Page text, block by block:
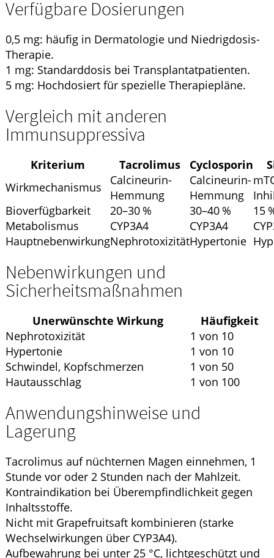
Verfügbare Dosierungen
0,5 mg: häufig in Dermatologie und Niedrigdosis-
Therapie.
1 mg: Standarddosis bei Transplantatpatienten.
5 mg: Hochdosiert für spezielle Therapiepläne.
Vergleich mit anderen
Immunsuppressiva
Kriterium Tacrolimus Cyclosporin
Wirkmechanismus
Calcineurin-
Hemmung
Calcineurin-
Hemmung
Bioverfügbarkeit
20–30 % 30–40 %
15
Metabolismus
CYP3A4 CYP3A4
HauptnebenwirkungNephrotoxizitätHypertonie
Nebenwirkungen und
Sicherheitsmaßnahmen
Unerwünschte Wirkung
Häufigkeit
Nephrotoxizität
1 von 10
Hypertonie
1 von 10
Schwindel, Kopfschmerzen
1 von 50
Hautausschlag
1 von 100
Anwendungshinweise und
Lagerung
Tacrolimus auf nüchternen Magen einnehmen, 1
Stunde vor oder 2 Stunden nach der Mahlzeit.
Kontraindikation bei Überempfindlichkeit gegen
Inhaltsstoffe.
Nicht mit Grapefruitsaft kombinieren (starke
Wechselwirkungen über CYP3A4).
Aufbewahrung bei unter 25 °C, lichtgeschützt und